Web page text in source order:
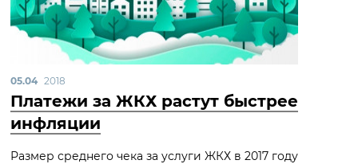
05.04 2018
Платежи за ЖКХ растут быстрее
инфляции
Размер среднего чека за услуги ЖКХ в 2017 году